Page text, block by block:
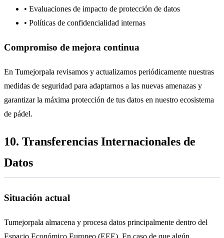
• Evaluaciones de impacto de protección de datos
• Políticas de confidencialidad internas
Compromiso de mejora continua
En Tumejorpala revisamos y actualizamos periódicamente nuestras
medidas de seguridad para adaptarnos a las nuevas amenazas y
garantizar la máxima protección de tus datos en nuestro ecosistema
de pádel.
10. Transferencias Internacionales de
Datos
Situación actual
Tumejorpala almacena y procesa datos principalmente dentro del
Espacio Económico Europeo (EEE). En caso de que algún